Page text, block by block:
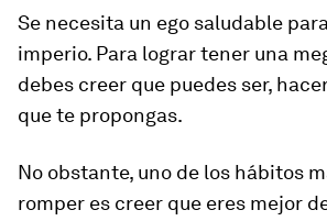
Se necesita un ego saludable
imperio. Para lograr tener una
debes creer que puedes ser,
que te propongas.
No obstante, uno de los hábitos
romper es creer que eres mejor